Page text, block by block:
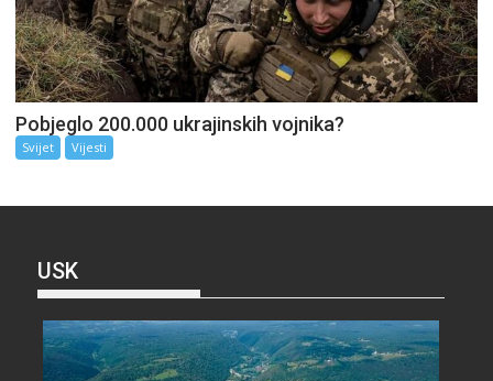
Pobjeglo 200.000 ukrajinskih vojnika?
Svijet Vijesti
USK